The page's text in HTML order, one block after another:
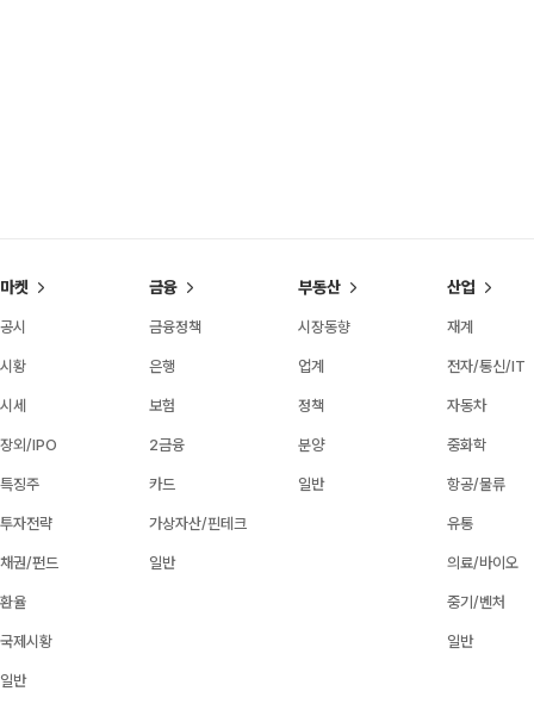
마켓
공시
시황
시세
장외/IPO
특징주
투자전략
채권/펀드
환율
국제시황
일반
금융
금융정책
은행
보험
2금융
카드
가상자산/핀테크
일반
부동산
시장동향
업계
정책
분양
일반
산업
재계
전자/통신/IT
자동차
중화학
항공/물류
유통
의료/바이오
중기/벤처
일반